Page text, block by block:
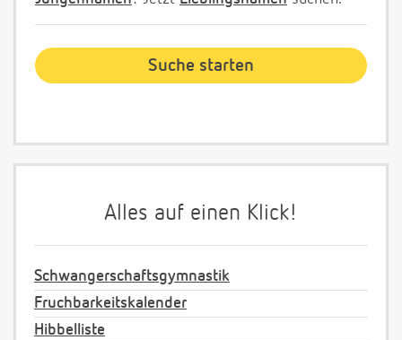
Alles auf einen Klick!
Schwangerschaftsgymnastik
Fruchbarkeitskalender
Hibbelliste